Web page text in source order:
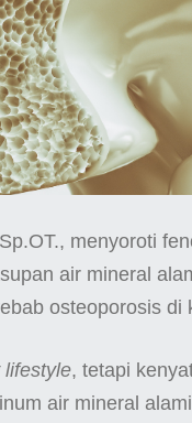
menyoroti
air mineral
osteoporosis di
lifestyle, tetapi
air mineral